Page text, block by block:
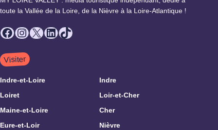
toute la Vallée de la Loire, de la Nièvre à la Loire-Atlantique !
Facebook
Instagram
X LinkedIn
TikTok
Visiter
Indre-et-Loire
Indre
Loiret
Loir-et-Cher
Maine-et-Loire
Cher
Eure-et-Loir
Nièvre